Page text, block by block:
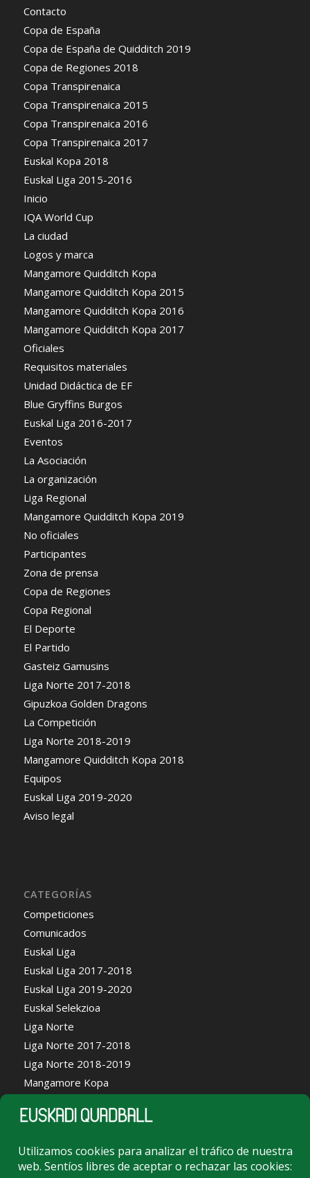
Contacto
Copa de España
Copa de España de Quidditch 2019
Copa de Regiones 2018
Copa Transpirenaica
Copa Transpirenaica 2015
Copa Transpirenaica 2016
Copa Transpirenaica 2017
Euskal Kopa 2018
Euskal Liga 2015-2016
Inicio
IQA World Cup
La ciudad
Logos y marca
Mangamore Quidditch Kopa
Mangamore Quidditch Kopa 2015
Mangamore Quidditch Kopa 2016
Mangamore Quidditch Kopa 2017
Oficiales
Requisitos materiales
Unidad Didáctica de EF
Blue Gryffins Burgos
Euskal Liga 2016-2017
Eventos
La Asociación
La organización
Liga Regional
Mangamore Quidditch Kopa 2019
No oficiales
Participantes
Zona de prensa
Copa de Regiones
Copa Regional
El Deporte
El Partido
Gasteiz Gamusins
Liga Norte 2017-2018
Gipuzkoa Golden Dragons
La Competición
Liga Norte 2018-2019
Mangamore Quidditch Kopa 2018
Equipos
Euskal Liga 2019-2020
Aviso legal
CATEGORÍAS
Competiciones
Comunicados
Euskal Liga
Euskal Liga 2017-2018
Euskal Liga 2019-2020
Euskal Selekzioa
Liga Norte
Liga Norte 2017-2018
Liga Norte 2018-2019
Mangamore Kopa
Portal LGBTI+
Sin categoría